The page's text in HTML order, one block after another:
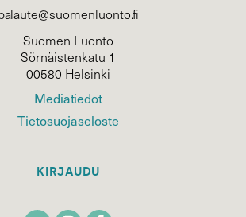
Suomen Luonto
Sörnäistenkatu 1
00580 Helsinki
Mediatiedot
Tietosuojaseloste
KIRJAUDU